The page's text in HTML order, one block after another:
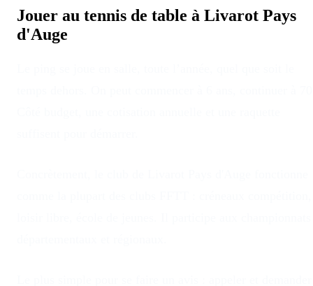
Jouer au tennis de table à Livarot Pays
d'Auge